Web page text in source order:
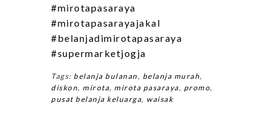
#mirotapasaraya
#mirotapasarayajakal
#belanjadimirotapasaraya
#supermarketjogja
Tags: belanja bulanan, belanja murah,
diskon, mirota, mirota pasaraya, promo,
pusat belanja keluarga, waisak